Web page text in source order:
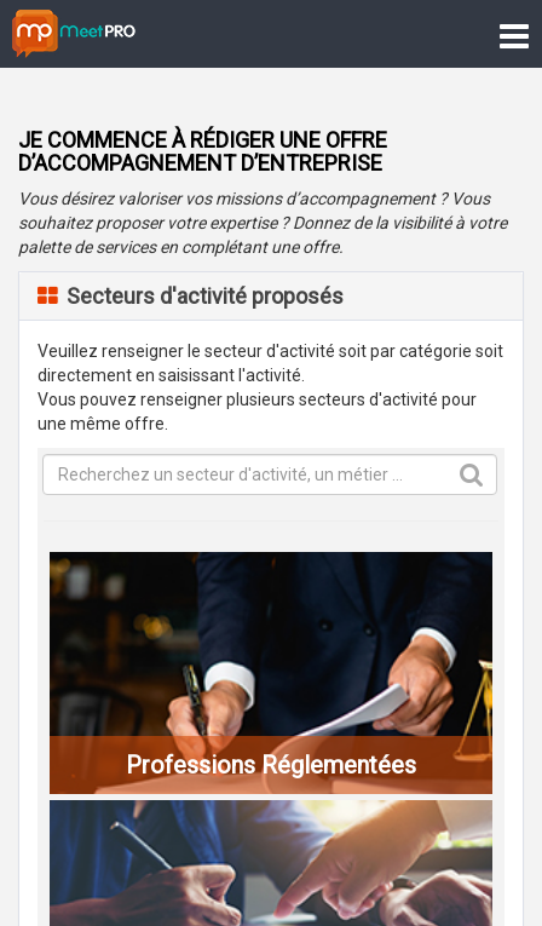
JE COMMENCE À RÉDIGER UNE OFFRE
D’ACCOMPAGNEMENT D’ENTREPRISE
Vous désirez valoriser vos missions d’accompagnement ? Vous
souhaitez proposer votre expertise ? Donnez de la visibilité à votre
palette de services en complétant une offre.
Secteurs d'activité proposés
Veuillez renseigner le secteur d'activité soit par catégorie soit
directement en saisissant l'activité.
Vous pouvez renseigner plusieurs secteurs d'activité pour
une même offre.
Professions Réglementées